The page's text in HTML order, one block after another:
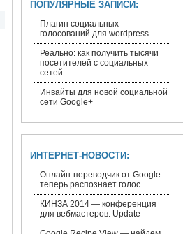
ПОПУЛЯРНЫЕ ЗАПИСИ:
Плагин социальных
голосований для wordpress
Реально: как получить тысячи
посетителей с социальных
сетей
Инвайты для новой социальной
сети Google+
ИНТЕРНЕТ-НОВОСТИ:
Онлайн-переводчик от Google
теперь распознает голос
КИНЗА 2014 — конференция
для вебмастеров. Update